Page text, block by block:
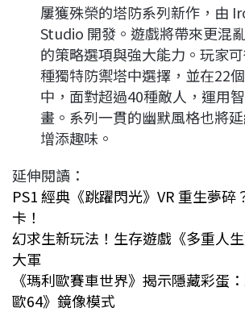
屢獲殊榮的塔防系列新作，由
Studio 開發。遊戲將帶來更混
的策略選項與強大能力。玩家
種獨特防禦塔中選擇，並在22
中，面對超過40種敵人，運用
畫。系列一貫的幽默風格也將
增添趣味。
延伸閱讀：
PS1 經典《跳躍閃光》VR 重生夢碎
卡！
幻求生新玩法！生存遊戲《多重人
大軍
《瑪利歐賽車世界》揭示隱藏彩蛋
歐64》鏡像模式